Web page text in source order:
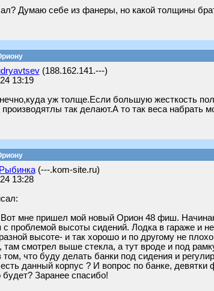
Думаю себе из фанеры, но какой толщины
(188.162.141.---)
13:19
уж толще.Если большую жесткость
так делают.А то так веса набрать
(---.kom-site.ru)
13:28
мне пришел мой новый Орион 48 фиш.
с проблемой высоты сидений. Лодка в гараже и
высоте- и так хорошо и по другому не
там смотрел выше стекла, а тут вроде и под
том, что буду делать банки под сидения и
данный корпус ? И вопрос по банке, девятки
будет? Заранее спасибо!